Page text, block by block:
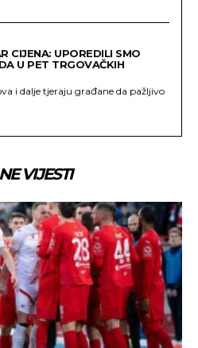
CIJENA: UPOREDILI SMO
U PET TRGOVAČKIH
i dalje tjeraju građane da pažljivo
VIJESTI